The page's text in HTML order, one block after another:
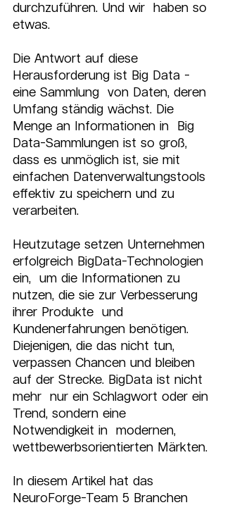
durchzuführen. Und wir  haben so
etwas.
Die Antwort auf diese
Herausforderung ist Big Data -
eine Sammlung  von Daten, deren
Umfang ständig wächst. Die
Menge an Informationen in  Big
Data-Sammlungen ist so groß,
dass es unmöglich ist, sie mit
einfachen Datenverwaltungstools
effektiv zu speichern und zu
verarbeiten.
Heutzutage setzen Unternehmen
erfolgreich BigData-Technologien
ein,  um die Informationen zu
nutzen, die sie zur Verbesserung
ihrer Produkte  und
Kundenerfahrungen benötigen.
Diejenigen, die das nicht tun,
verpassen Chancen und bleiben
auf der Strecke. BigData ist nicht
mehr  nur ein Schlagwort oder ein
Trend, sondern eine
Notwendigkeit in  modernen,
wettbewerbsorientierten Märkten.
In diesem Artikel hat das
NeuroForge-Team 5 Branchen